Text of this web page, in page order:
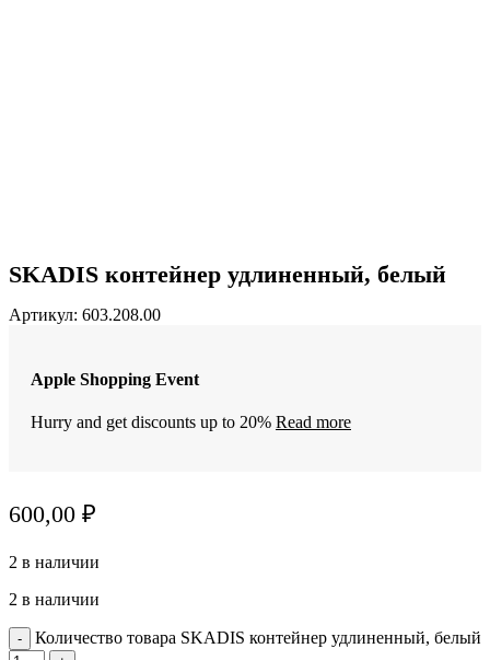
SKADIS контейнер удлиненный, белый
Артикул: 603.208.00
Apple Shopping Event
Hurry and get discounts up to 20% Read more
600,00 ₽
2 в наличии
2 в наличии
Количество товара SKADIS контейнер удлиненный, белый